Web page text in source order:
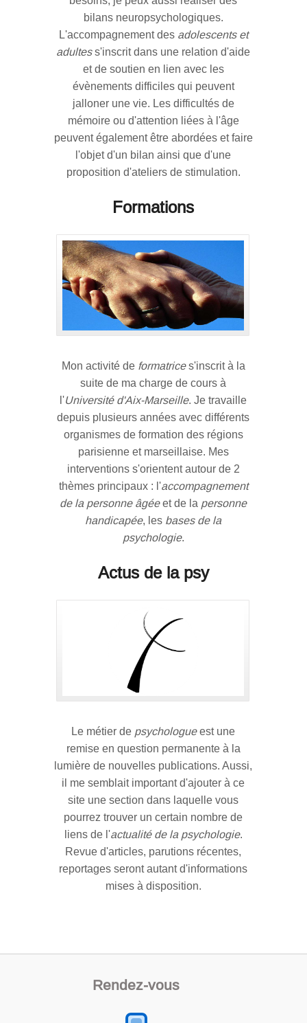
bilans neuropsychologiques.
L'accompagnement des adolescents et
adultess'inscrit dans une relation d'aide
et de soutien en lien avec les
évènements difficiles qui peuvent
jalloner une vie. Les difficultés de
mémoire ou d'attention liées à l'âge
peuvent également être abordées et faire
l'objet d'un bilan ainsi que d'une
proposition d'ateliers de stimulation.
Formations
Mon activité de formatrices'inscrit à la
suite de ma charge de cours à
l'Université d'Aix-Marseille. Je travaille
depuis plusieurs années avec différents
organismes de formation des régions
parisienne et marseillaise. Mes
interventions s'orientent autour de 2
thèmes principaux : l'accompagnement
de la personne âgéeet de la personne
handicapée, les bases de la
psychologie.
Actus de la psy
Le métier de psychologueest une
remise en question permanente à la
lumière de nouvelles publications. Aussi,
il me semblait important d'ajouter à ce
site une section dans laquelle vous
pourrez trouver un certain nombre de
liens de l'actualité de la psychologie.
Revue d'articles, parutions récentes,
reportages seront autant d'informations
mises à disposition.
Rendez-vous